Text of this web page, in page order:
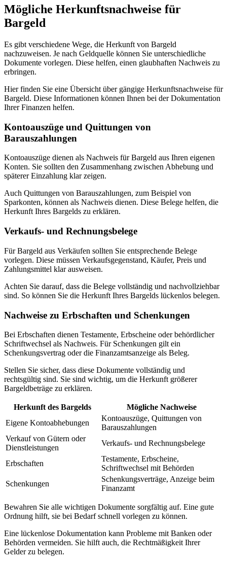
Mögliche Herkunftsnachweise für
Bargeld
Es gibt verschiedene Wege, die Herkunft von Bargeld
nachzuweisen. Je nach Geldquelle können Sie unterschiedliche
Dokumente vorlegen. Diese helfen, einen glaubhaften Nachweis zu
erbringen.
Hier finden Sie eine Übersicht über gängige Herkunftsnachweise für
Bargeld. Diese Informationen können Ihnen bei der Dokumentation
Ihrer Finanzen helfen.
Kontoauszüge und Quittungen von
Barauszahlungen
Kontoauszüge dienen als Nachweis für Bargeld aus Ihren eigenen
Konten. Sie sollten den Zusammenhang zwischen Abhebung und
späterer Einzahlung klar zeigen.
Auch Quittungen von Barauszahlungen, zum Beispiel von
Sparkonten, können als Nachweis dienen. Diese Belege helfen, die
Herkunft Ihres Bargelds zu erklären.
Verkaufs- und Rechnungsbelege
Für Bargeld aus Verkäufen sollten Sie entsprechende Belege
vorlegen. Diese müssen Verkaufsgegenstand, Käufer, Preis und
Zahlungsmittel klar ausweisen.
Achten Sie darauf, dass die Belege vollständig und nachvollziehbar
sind. So können Sie die Herkunft Ihres Bargelds lückenlos belegen.
Nachweise zu Erbschaften und Schenkungen
Bei Erbschaften dienen Testamente, Erbscheine oder behördlicher
Schriftwechsel als Nachweis. Für Schenkungen gilt ein
Schenkungsvertrag oder die Finanzamtsanzeige als Beleg.
Stellen Sie sicher, dass diese Dokumente vollständig und
rechtsgültig sind. Sie sind wichtig, um die Herkunft größerer
Bargeldbeträge zu erklären.
Herkunft des Bargelds
Mögliche Nachweise
Eigene Kontoabhebungen
Kontoauszüge, Quittungen von
Barauszahlungen
Verkauf von Gütern oder
Dienstleistungen
Verkaufs- und Rechnungsbelege
Erbschaften
Testamente, Erbscheine,
Schriftwechsel mit Behörden
Schenkungen
Schenkungsverträge, Anzeige beim
Finanzamt
Bewahren Sie alle wichtigen Dokumente sorgfältig auf. Eine gute
Ordnung hilft, sie bei Bedarf schnell vorlegen zu können.
Eine lückenlose Dokumentation kann Probleme mit Banken oder
Behörden vermeiden. Sie hilft auch, die Rechtmäßigkeit Ihrer
Gelder zu belegen.